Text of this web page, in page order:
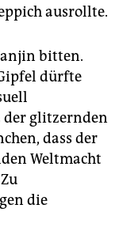
ausrollte.
bitten.
dürfte
der glitzernden
dass der
Weltmacht
die